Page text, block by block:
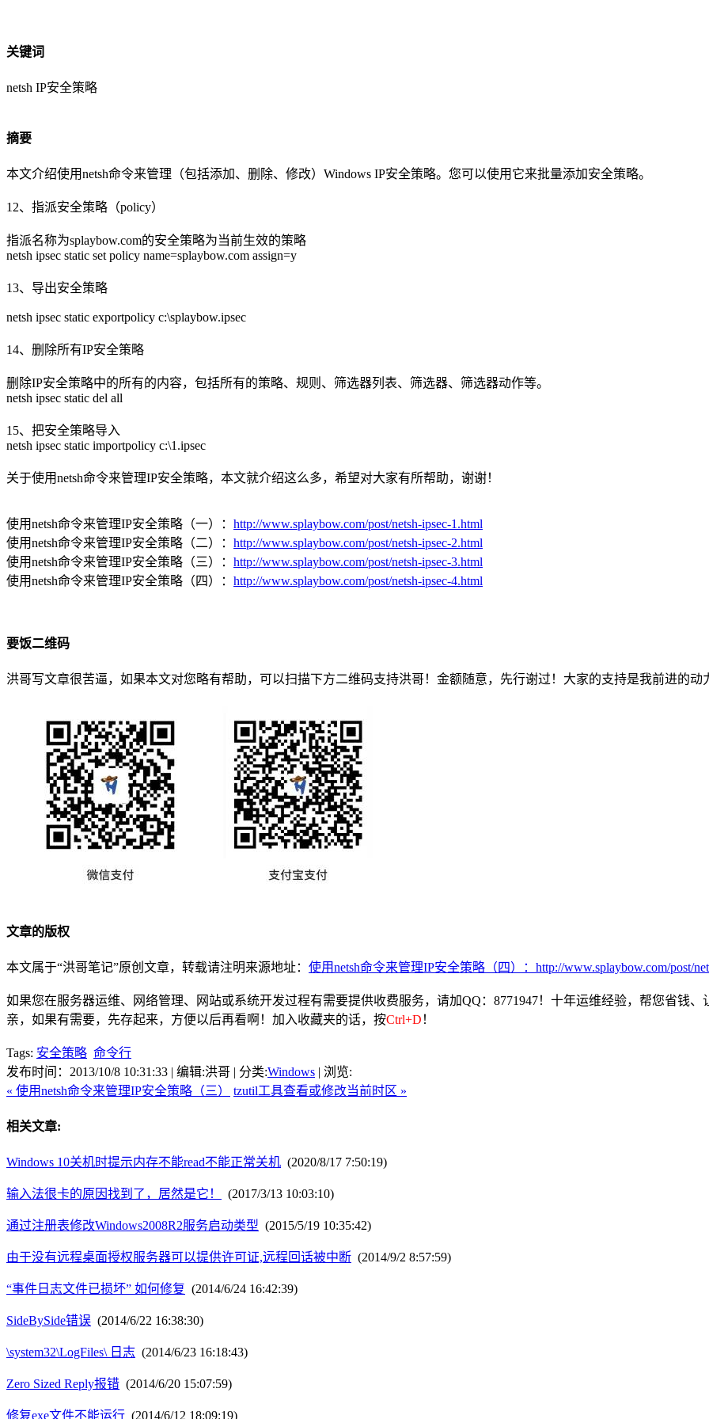
关键词
netsh IP安全策略
摘要
本文介绍使用netsh命令来管理（包括添加、删除、修改）Windows IP安全策略。您可以使用它来批量添加安全策略。
12、指派安全策略（policy）
指派名称为splaybow.com的安全策略为当前生效的策略
netsh ipsec static set policy name=splaybow.com assign=y
13、导出安全策略
netsh ipsec static exportpolicy c:\splaybow.ipsec
14、删除所有IP安全策略
删除IP安全策略中的所有的内容，包括所有的策略、规则、筛选器列表、筛选器、筛选器动作等。
netsh ipsec static del all
15、把安全策略导入
netsh ipsec static importpolicy c:\1.ipsec
关于使用netsh命令来管理IP安全策略，本文就介绍这么多，希望对大家有所帮助，谢谢！
使用netsh命令来管理IP安全策略（一）： http://www.splaybow.com/post/netsh-ipsec-1.html
使用netsh命令来管理IP安全策略（二）： http://www.splaybow.com/post/netsh-ipsec-2.html
使用netsh命令来管理IP安全策略（三）： http://www.splaybow.com/post/netsh-ipsec-3.html
使用netsh命令来管理IP安全策略（四）： http://www.splaybow.com/post/netsh-ipsec-4.html
要饭二维码
洪哥写文章很苦逼，如果本文对您略有帮助，可以扫描下方二维码支持洪哥！金额随意，先行谢过！大家的支持是我前进的动
文章的版权
本文属于“洪哥笔记”原创文章，转载请注明来源地址： 使用netsh命令来管理IP安全策略（四）：http://www.splaybow.com/post/
如果您在服务器运维、网络管理、网站或系统开发过程有需要提供收费服务，请加QQ：8771947！十年运维经验，帮您省钱、
亲，如果有需要，先存起来，方便以后再看啊！加入收藏夹的话，按Ctrl+D ！
Tags: 安全策略 命令行
发布时间：2013/10/8 10:31:33 | 编辑:洪哥 | 分类:Windows | 浏览:
« 使用netsh命令来管理IP安全策略（三）
tzutil工具查看或修改当前时区 »
相关文章:
Windows 10关机时提示内存不能read不能正常关机 (2020/8/17 7:50:19)
输入法很卡的原因找到了，居然是它！ (2017/3/13 10:03:10)
通过注册表修改Windows2008R2服务启动类型 (2015/5/19 10:35:42)
由于没有远程桌面授权服务器可以提供许可证,远程回话被中断 (2014/9/2 8:57:59)
“事件日志文件已损坏” 如何修复 (2014/6/24 16:42:39)
SideBySide错误 (2014/6/22 16:38:30)
\system32\LogFiles\ 日志 (2014/6/23 16:18:43)
Zero Sized Reply报错 (2014/6/20 15:07:59)
修复exe文件不能运行 (2014/6/12 18:09:19)